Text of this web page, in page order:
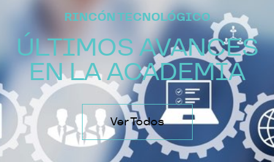
RINCÓN TECNOLÓGICO
ÚLTIMOS AVANCES
EN LA ACADEMIA
Ver Todos